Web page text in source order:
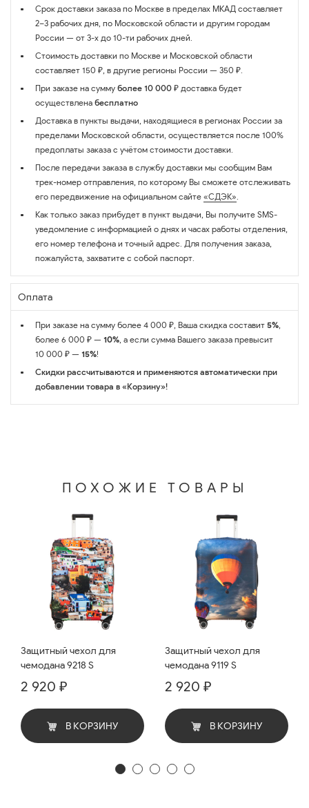
Срок доставки заказа по Москве в пределах МКАД составляет
2–3 рабочих дня, по Московской области и другим городам
России — от 3-х до 10-ти рабочих дней.
Стоимость доставки по Москве и Московской области
составляет 150 ₽, в другие регионы России — 350 ₽.
При заказе на сумму более 10 000 ₽ доставка будет
осуществлена бесплатно
Доставка в пункты выдачи, находящиеся в регионах России за
пределами Московской области, осуществляется после 100%
предоплаты заказа с учётом стоимости доставки.
После передачи заказа в службу доставки мы сообщим Вам
трек-номер отправления, по которому Вы сможете отслеживать
его передвижение на официальном сайте «СДЭК».
Как только заказ прибудет в пункт выдачи, Вы получите SMS-
уведомление с информацией о днях и часах работы отделения,
его номер телефона и точный адрес. Для получения заказа,
пожалуйста, захватите с собой паспорт.
Оплата
При заказе на сумму более 4 000 ₽, Ваша скидка составит 5%,
более 6 000 ₽ — 10%, а если сумма Вашего заказа превысит
10 000 ₽ — 15%!
Скидки рассчитываются и применяются автоматически при
добавлении товара в «Корзину»!
ПОХОЖИЕ ТОВАРЫ
Защитный чехол для
чемодана 9218 S
2 920 ₽
В КОРЗИНУ
Защитный чехол для
чемодана 9119 S
2 920 ₽
В КОРЗИНУ